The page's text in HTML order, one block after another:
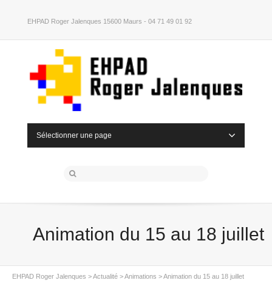
EHPAD Roger Jalenques 15600 Maurs - 04 71 49 01 92
Sélectionner une page
Animation du 15 au 18 juillet
EHPAD Roger Jalenques >Actualité >Animations >Animation du 15 au 18 juillet